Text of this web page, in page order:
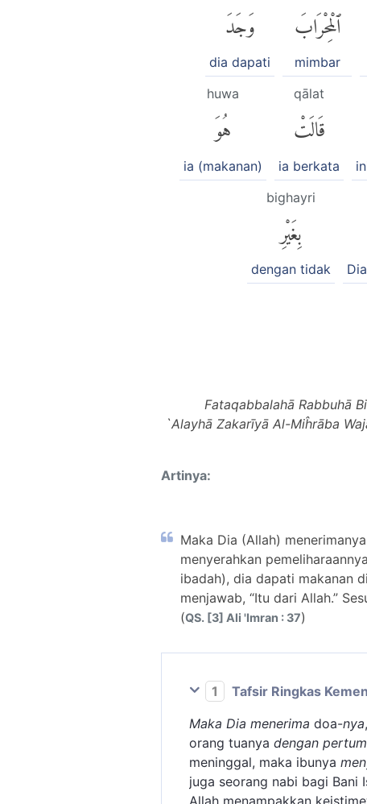
ٱلْمِحْرَابَ
mimbar
وَجَدَ
dia dapati
qālat
قَالَتْ
ia berkata
huwa
هُوَ
ia (makanan)
bighayri
بِغَيْرِ
dengan tidak
Fataqabbalahā Rabbuhā
`Alayhā Zakarīyā Al-Miĥrāba
Artinya:
Maka Dia (Allah)
menyerahkan
ibadah), dia dapati makanan
menjawab, “Itu dari Allah.”
(QS. [3] Ali 'Imran : 37)
1
Tafsir Ringkas
Maka Dia menerima doa-nya,
orang tuanya dengan
meninggal, maka ibunya
juga seorang nabi bagi Bani